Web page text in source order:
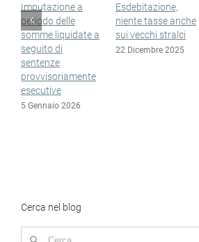
Imputazione a
periodo delle
somme liquidate a
seguito di
sentenze
provvisoriamente
esecutive
5 Gennaio 2026
Esdebitazione,
niente tasse anche
sui vecchi stralci
22 Dicembre 2025
Cerca nel blog
Search